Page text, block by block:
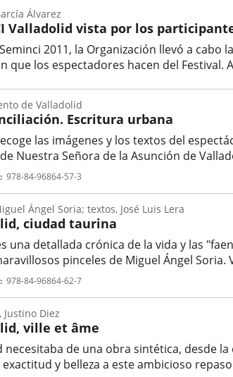
Valladolid vista por los
2011, la Organización llevó a
que los espectadores hacen del
Álvarez
Escritura urbana
las imágenes y los textos del
Nuestra Señora de la Asunción de
de Valladolid
978-84-96864-57-3
ciudad taurina
una detallada crónica de la vida y las
pinceles de Miguel Ángel
Ángel Soria; textos, José Luis Lera
978-84-96864-62-7
ville et âme
necesitaba de una obra sintética, desde
y belleza a este ambicioso
Justino Diez